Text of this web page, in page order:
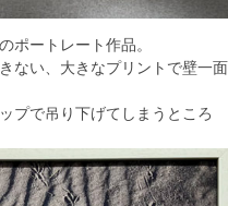
ポートレート作品。
ない、大きなプリントで壁一面
プで吊り下げてしまうところ